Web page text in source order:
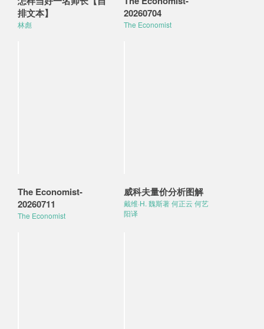
排文本】
林彪
20260704
The Economist
The Economist-
20260711
The Economist
威科夫量价分析图解
戴维·H. 魏斯著 何正云 何艺
阳译